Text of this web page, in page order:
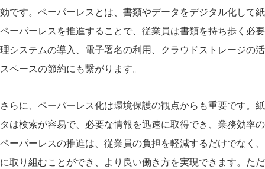
効です。ペーパーレスとは、書類やデータをデジタル化して
ペーパーレスを推進することで、従業員は書類を持ち歩く必
理システムの導入、電子署名の利用、クラウドストレージの
スペースの節約にも繋がります。
さらに、ペーパーレス化は環境保護の観点からも重要です。
タは検索が容易で、必要な情報を迅速に取得でき、業務効率
ペーパーレスの推進は、従業員の負担を軽減するだけでなく
に取り組むことができ、より良い働き方を実現できます。た